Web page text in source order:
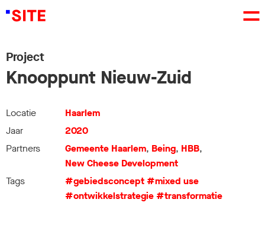
Project
Knooppunt Nieuw-Zuid
Locatie
Haarlem
Jaar
2020
Partners
Gemeente Haarlem, Being, HBB,
New Cheese Development
Tags
#gebiedsconcept#mixed use
#ontwikkelstrategie#transformatie